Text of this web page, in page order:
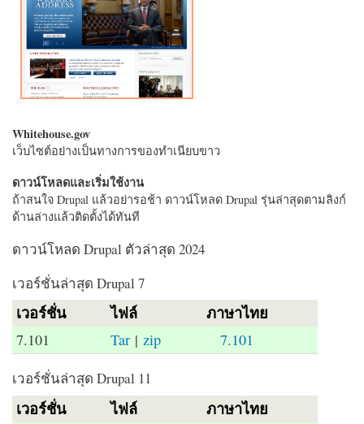
Whitehouse.gov
เว็บไซต์อย่างเป็นทางการของทำเนียบขาว
ดาวน์โหลดและเริ่มใช้งาน
ถ้าสนใจ Drupal แล้วอย่ารอช้า ดาวน์โหลด Drupal รุ่นล่าสุดตามลิงก์
ด้านล่างแล้วติดตั้งได้ทันที
ดาวน์โหลด Drupal ตัวล่าสุด 2024
เวอร์ชั่นล่าสุด Drupal 7
เวอร์ชั่น ไฟล์ ภาษาไทย
7.101 Tar |zip 7.101
เวอร์ชั่นล่าสุด Drupal 11
เวอร์ชั่น ไฟล์ ภาษาไทย